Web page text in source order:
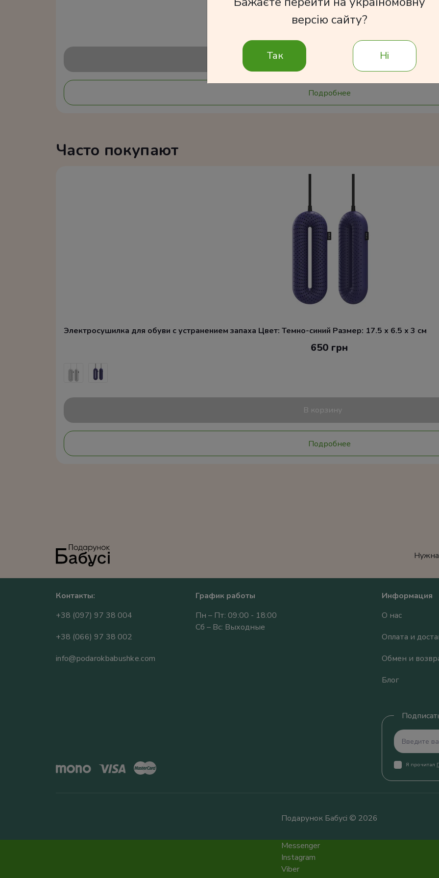
Подробнее
Часто покупают
Электросушилка для обуви с устранением запаха Цвет: Темно-синий Размер: 17.5 x 6.5 x 3 см
650 грн
В корзину
Подробнее
Контакты:
+38 (097) 97 38 004
+38 (066) 97 38 002
info@podarokbabushke.com
График работы
Пн – Пт: 09:00 - 18:00
Сб – Вс: Выходные
Информация
О нас
Оплата и
Обмен и
Блог
Я прочитал
Подарунок Бабусі © 2026
Messenger
Instagram
Viber
версію сайту?
Так Ні